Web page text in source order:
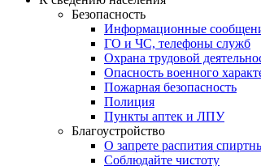
Безопасность
Информационные
ГО и ЧС, телефоны служб
Охрана трудовой
Опасность военного
Пожарная безопасность
Полиция
Пункты аптек и ЛПУ
Благоустройство
О запрете распития
Соблюдайте чистоту